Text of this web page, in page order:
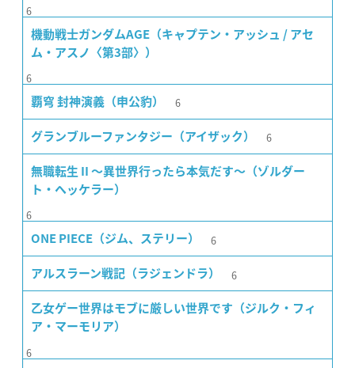
6
機動戦士ガンダムAGE（キャプテン・アッシュ / アセ
ム・アスノ〈第3部〉）
6
覇穹 封神演義（申公豹） 6
グランブルーファンタジー（アイザック） 6
無職転生 II 〜異世界行ったら本気だす〜（ゾルダー
ト・ヘッケラー）
6
ONE PIECE（ジム、ステリー） 6
アルスラーン戦記（ラジェンドラ） 6
乙女ゲー世界はモブに厳しい世界です（ジルク・フィ
ア・マーモリア）
6